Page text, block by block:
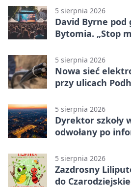
5 sierpnia 2026
David Byrne pod
Bytomia. „Stop
5 sierpnia 2026
Nowa sieć
przy ulicach
5 sierpnia 2026
Dyrektor szkoły
odwołany po
5 sierpnia 2026
Zazdrosny
do